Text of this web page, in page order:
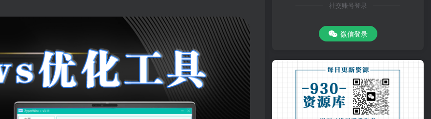
社交账号登录
微信登录